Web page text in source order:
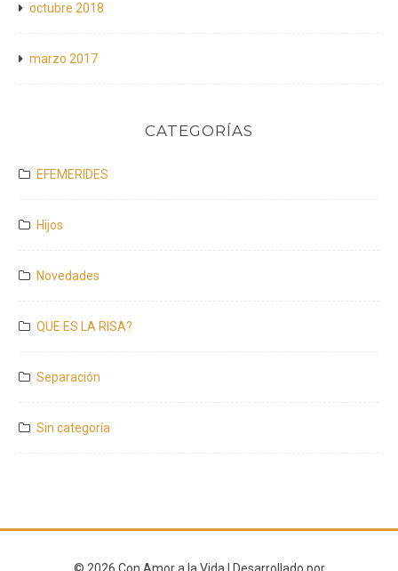
octubre 2018
marzo 2017
CATEGORÍAS
EFEMERIDES
Hijos
Novedades
QUE ES LA RISA?
Separación
Sin categoría